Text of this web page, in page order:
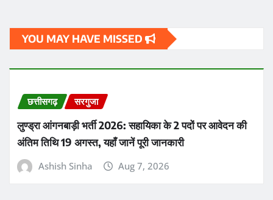
YOU MAY HAVE MISSED
छत्तीसगढ़ सरगुजा
लुण्ड्रा आंगनबाड़ी भर्ती 2026: सहायिका के 2 पदों पर आवेदन की
अंतिम तिथि 19 अगस्त, यहाँ जानें पूरी जानकारी
Ashish Sinha Aug 7, 2026